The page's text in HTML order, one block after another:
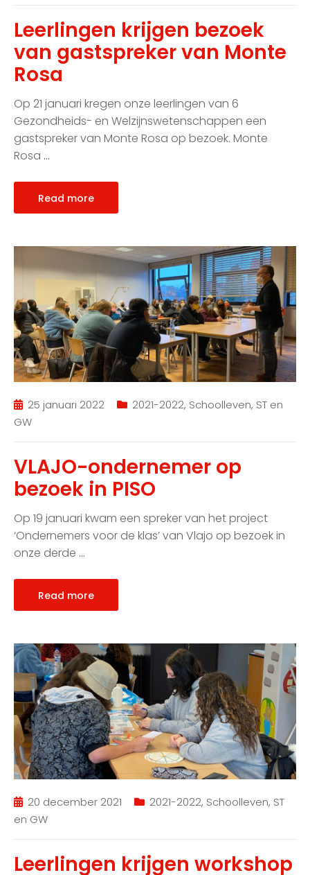
Leerlingen krijgen bezoek
van gastspreker van Monte
Rosa
Op 21 januari kregen onze leerlingen van 6
Gezondheids- en Welzijnswetenschappen een
gastspreker van Monte Rosa op bezoek. Monte
Rosa …
Read more
25 januari 2022 2021-2022, Schoolleven, ST en
GW
VLAJO-ondernemer op
bezoek in PISO
Op 19 januari kwam een spreker van het project
‘Ondernemers voor de klas’ van Vlajo op bezoek in
onze derde …
Read more
20 december 2021 2021-2022, Schoolleven, ST
en GW
Leerlingen krijgen workshop